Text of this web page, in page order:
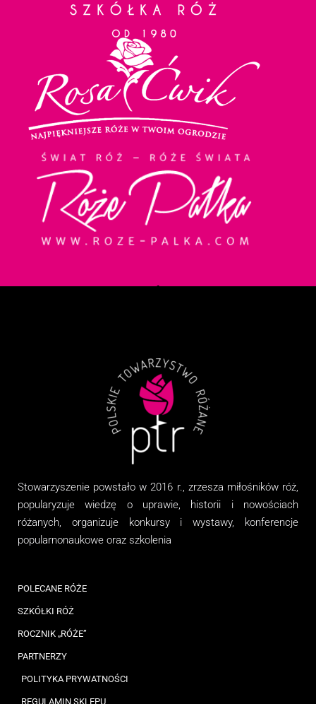
Stowarzyszenie powstało w 2016 r., zrzesza miłośników róż,
popularyzuje wiedzę o uprawie, historii i nowościach
różanych, organizujekonkursy i wystawy, konferencje
popularnonaukowe oraz szkolenia
POLECANE RÓŻE
SZKÓŁKI RÓŻ
ROCZNIK „RÓŻE”
PARTNERZY
POLITYKA PRYWATNOŚCI
REGULAMIN SKLEPU